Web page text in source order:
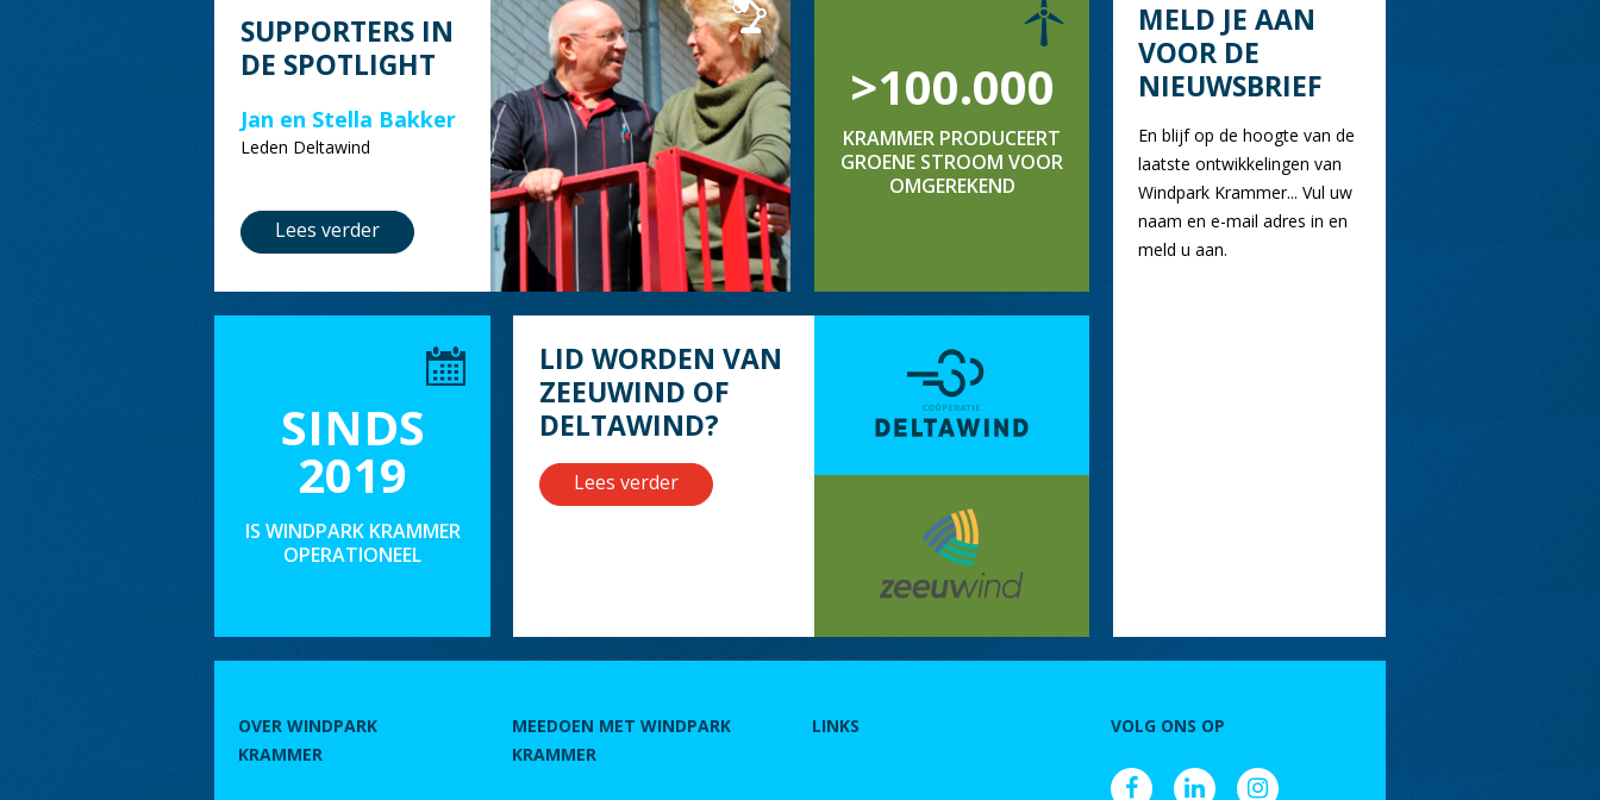
SUPPORTERS IN
DE SPOTLIGHT
Jan en Stella Bakker
Leden Deltawind
Lees verder
>100.000
KRAMMER PRODUCEERT
GROENE STROOM VOOR
OMGEREKEND
SINDS
2019
IS WINDPARK KRAMMER
OPERATIONEEL
LID WORDEN VAN
ZEEUWIND OF
DELTAWIND?
Lees verder
MELD JE AAN
VOOR DE
NIEUWSBRIEF
En blijf op de hoogte van de
laatste ontwikkelingen van
Windpark Krammer... Vul uw
naam en e-mail adres in en
meld u aan.
OVER WINDPARK
KRAMMER
MEEDOEN MET WINDPARK
KRAMMER
LINKS VOLG ONS OP